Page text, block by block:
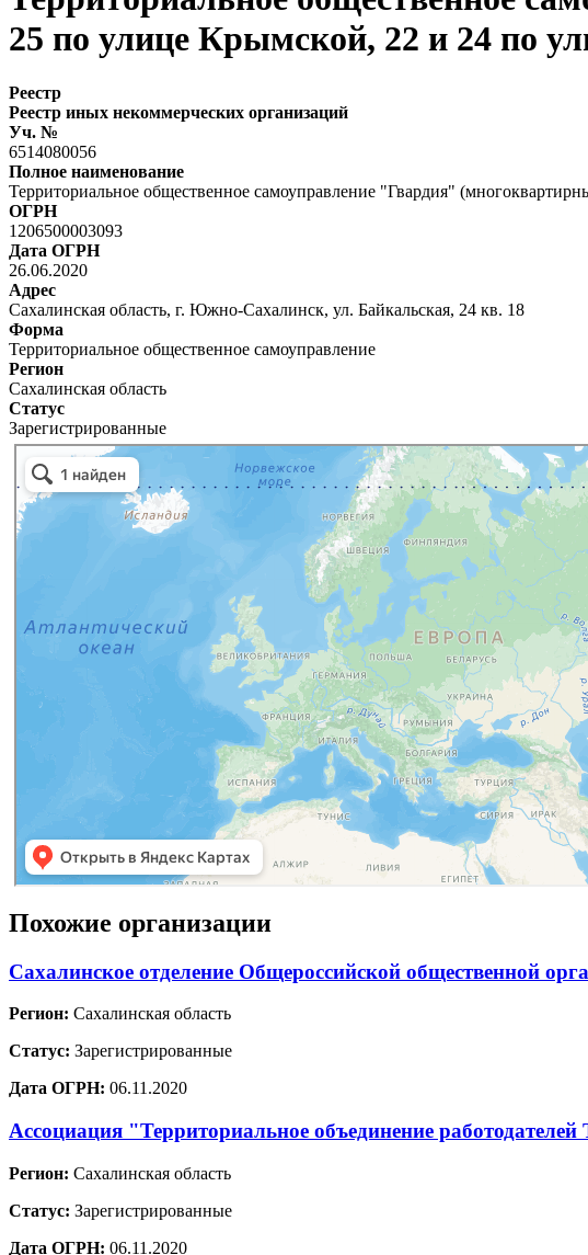
25 по улице Крымской, 22 и 24 по
Реестр
Реестр иных некоммерческих организаций
Уч. №
6514080056
Полное наименование
Территориальное общественное самоуправление "Гвардия"
ОГРН
1206500003093
Дата ОГРН
26.06.2020
Адрес
Сахалинская область, г. Южно-Сахалинск, ул. Байкальская, 24 кв. 18
Форма
Территориальное общественное самоуправление
Регион
Сахалинская область
Статус
Зарегистрированные
Похожие организации
Сахалинское отделение Общероссийской общественной
Регион: Сахалинская область
Статус: Зарегистрированные
Дата ОГРН: 06.11.2020
Ассоциация "Территориальное объединение
Регион: Сахалинская область
Статус: Зарегистрированные
Дата ОГРН: 06.11.2020